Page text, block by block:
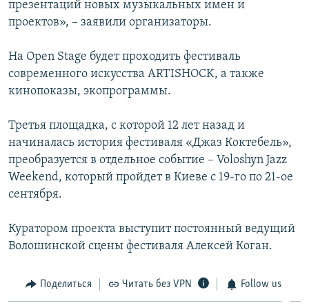
презентаций новых музыкальных имен и
проектов», – заявили организаторы.
На Open Stage будет проходить фестиваль
современного искусства ARTISHOCK, а также
кинопоказы, экопрограммы.
Третья площадка, с которой 12 лет назад и
начиналась история фестиваля «Джаз Коктебель»,
преобразуется в отдельное событие – Voloshyn Jazz
Weekend, который пройдет в Киеве с 19-го по 21-ое
сентября.
Куратором проекта выступит постоянный ведущий
Волошинской сцены фестиваля Алексей Коган.
Поделиться Читать без VPN Follow us